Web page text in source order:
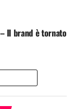
Il brand è tornato